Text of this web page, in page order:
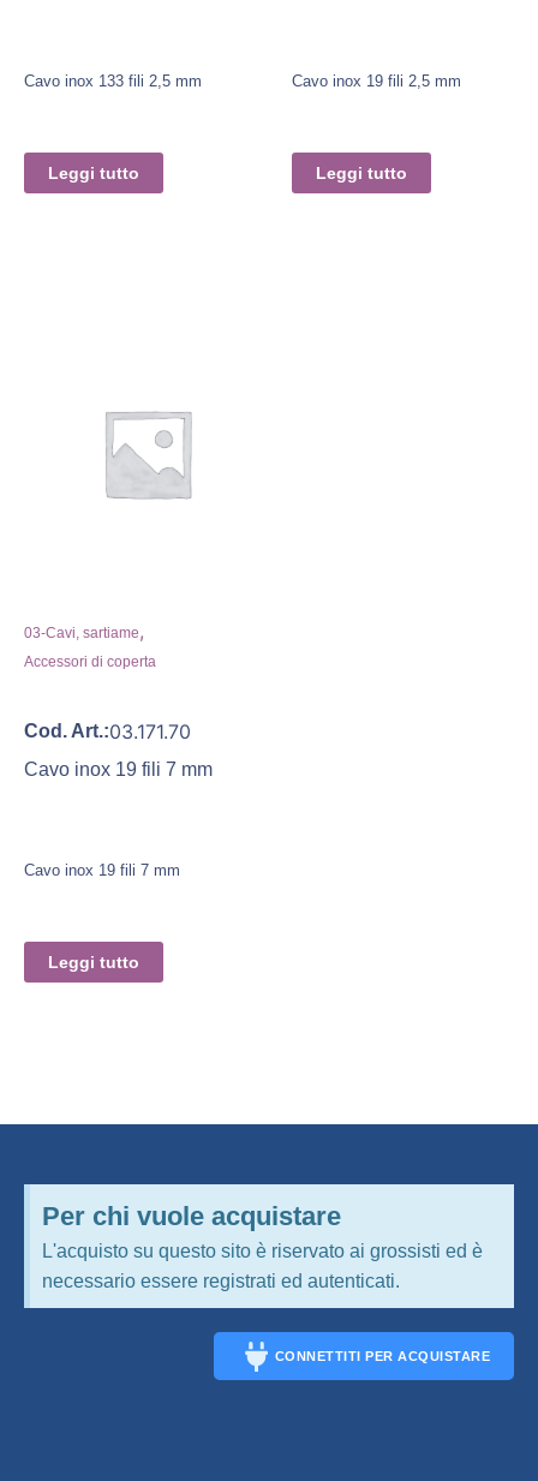
Cavo inox 133 fili 2,5 mm
Leggi tutto
Cavo inox 19 fili 2,5 mm
Leggi tutto
03-Cavi, sartiame,
Accessori di coperta
Cod. Art.:03.171.70
Cavo inox 19 fili 7 mm
Cavo inox 19 fili 7 mm
Leggi tutto
Per chi vuole acquistare
L'acquisto su questo sito è riservato ai grossisti ed è
necessario essere registrati ed autenticati.
CONNETTITI PER ACQUISTARE